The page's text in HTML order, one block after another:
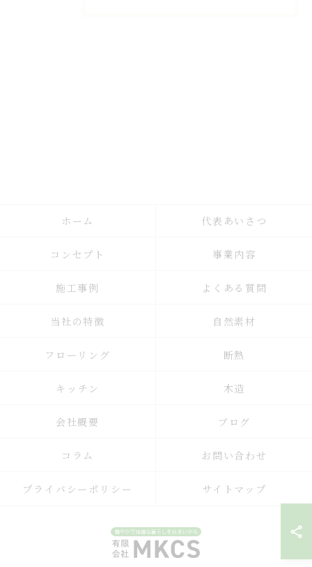
ホーム 代表あいさつ
コンセプト 事業内容
施工事例 よくある質問
当社の特徴 自然素材
フローリング 断熱
キッチン 木造
会社概要 ブログ
コラム お問い合わせ
プライバシーポリシー サイトマップ